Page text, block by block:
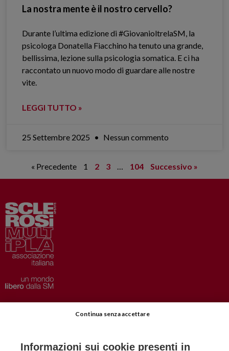
La nostra mente è il nostro cervello?
Durante l’ultima edizione di #GiovanioltrelaSM, la
psicologa Donatella Fiacchino ha tenuto una grande,
bellissima, lezione sulla psicologia somatica. E ci ha
raccontato un nuovo modo di guardare alle nostre
vite.
LEGGI TUTTO »
25 Settembre 2025 Nessun commento
« Precedente 1 2 3 104 Successivo »
Privacy–Disclaimer
Informazioni sui cookie presenti in
Continua senza accettare